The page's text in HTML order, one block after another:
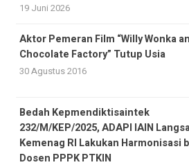
19 Juni 2026
Aktor Pemeran Film “Willy Wonka
Chocolate Factory” Tutup Usia
30 Agustus 2016
Bedah Kepmendiktisaintek
232/M/KEP/2025, ADAPI IAIN
Kemenag RI Lakukan Harmonisasi
Dosen PPPK PTKIN